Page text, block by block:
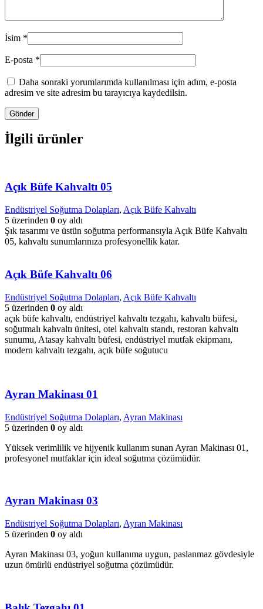
İsim *
E-posta *
Daha sonraki yorumlarımda kullanılması için adım, e-posta
adresim ve site adresim bu tarayıcıya kaydedilsin.
İlgili ürünler
Açık Büfe Kahvaltı 05
Endüstriyel Soğutma Dolapları, Açık Büfe Kahvaltı
5 üzerinden 0 oy aldı
Şık tasarımı ve üstün soğutma performansıyla Açık Büfe Kahvaltı
05, kahvaltı sunumlarınıza profesyonellik katar.
Açık Büfe Kahvaltı 06
Endüstriyel Soğutma Dolapları, Açık Büfe Kahvaltı
5 üzerinden 0 oy aldı
açık büfe kahvaltı, endüstriyel kahvaltı tezgahı, kahvaltı büfesi,
soğutmalı kahvaltı ünitesi, otel kahvaltı standı, restoran kahvaltı
sunumu, Atasay kahvaltı büfesi, endüstriyel mutfak ekipmanı,
modern kahvaltı tezgahı, açık büfe soğutucu
Ayran Makinası 01
Endüstriyel Soğutma Dolapları, Ayran Makinası
5 üzerinden 0 oy aldı
Yüksek verimlilik ve hijyenik kullanım sunan Ayran Makinası 01,
profesyonel mutfaklar için ideal soğutma çözümüdür.
Ayran Makinası 03
Endüstriyel Soğutma Dolapları, Ayran Makinası
5 üzerinden 0 oy aldı
Ayran Makinası 03, yoğun kullanıma uygun, paslanmaz gövdesiyle
uzun ömürlü endüstriyel soğutma çözümüdür.